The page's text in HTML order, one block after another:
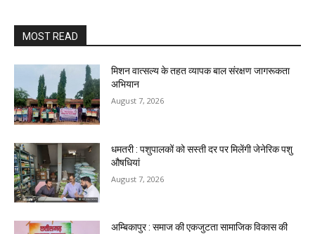
MOST READ
मिशन वात्सल्य के तहत व्यापक बाल संरक्षण जागरूकता
अभियान
August 7, 2026
धमतरी : पशुपालकों को सस्ती दर पर मिलेंगी जेनेरिक पशु
औषधियां
August 7, 2026
अम्बिकापुर : समाज की एकजुटता सामाजिक विकास की